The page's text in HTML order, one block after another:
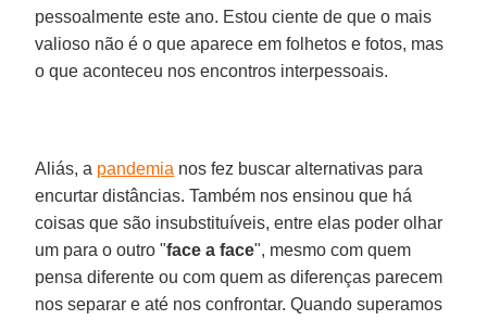
pessoalmente este ano. Estou ciente de que o mais
valioso não é o que aparece em folhetos e fotos, mas
o que aconteceu nos encontros interpessoais.
Aliás, a pandemia nos fez buscar alternativas para
encurtar distâncias. Também nos ensinou que há
coisas que são insubstituíveis, entre elas poder olhar
um para o outro "face a face", mesmo com quem
pensa diferente ou com quem as diferenças parecem
nos separar e até nos confrontar. Quando superamos